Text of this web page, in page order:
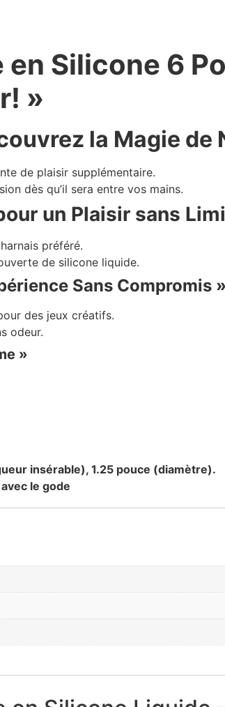
en Silicone 6
»
la Magie de
de plaisir supplémentaire.
dès qu’il sera entre vos mains.
un Plaisir sans
préféré.
de silicone liquide.
Sans Compromis »
des jeux créatifs.
odeur.
»
insérable), 1.25 pouce (diamètre).
le gode